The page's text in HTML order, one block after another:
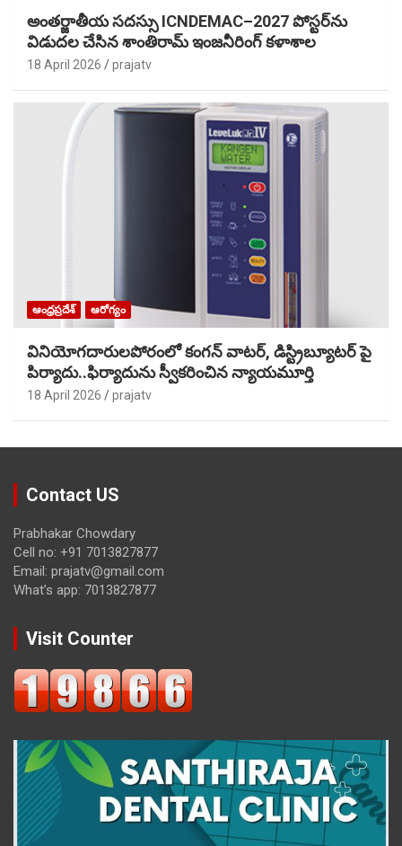
అంతర్జాతీయ సదస్సు ICNDEMAC–2027 పోస్టర్‌ను
విడుదల చేసిన శాంతిరామ్ ఇంజనీరింగ్ కళాశాల
18 April 2026 prajatv
ఆంధ్రప్రదేశ్ ఆరోగ్యం
వినియోగదారులపోరంలో కంగన్ వాటర్, డిస్ట్రిబ్యూటర్ పై
పిర్యాదు..ఫిర్యాదును స్వీకరించిన న్యాయమూర్తి
18 April 2026 prajatv
Contact US
Prabhakar Chowdary
Cell no: +91 7013827877
Email: prajatv@gmail.com
What’s app: 7013827877
Visit Counter